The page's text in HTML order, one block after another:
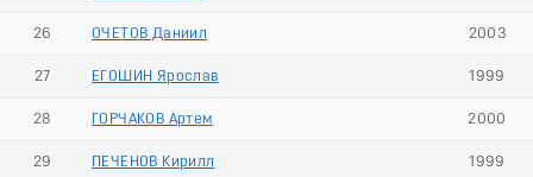
26 ОЧЕТОВ Даниил 2003
27 ЕГОШИН Ярослав 1999
28 ГОРЧАКОВ Артем 2000
29 ПЕЧЕНОВ Кирилл 1999